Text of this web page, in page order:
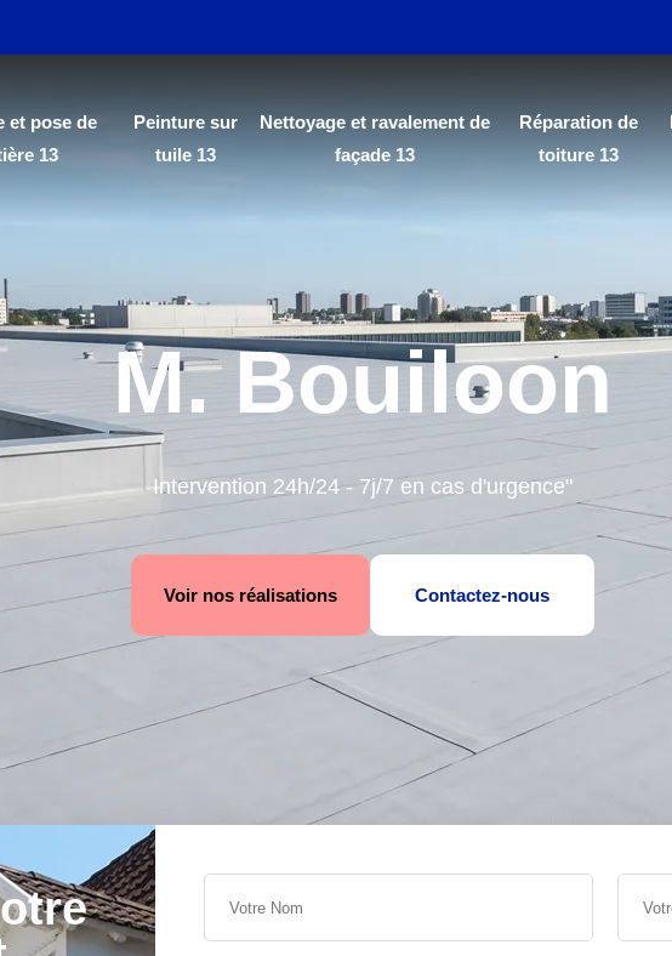
et pose de
13
Peinture sur
tuile 13
Nettoyage et ravalement de
façade 13
Réparation de
toiture 13
M. Bouiloon
Intervention 24h/24 - 7j/7 en cas d'urgence"
Voir nos réalisations Contactez-nous